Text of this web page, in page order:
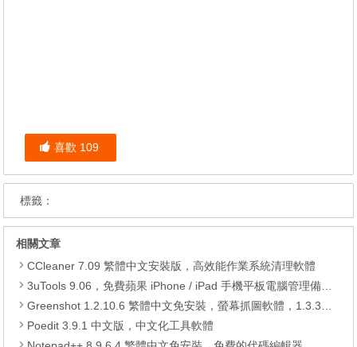
喜歡 109
標籤：
相關文章
CCleaner 7.09 繁體中文安裝版，高效能作業系統清理軟體
3uTools 9.06，免費蘋果 iPhone / iPad 手機平板電腦管理備份還原軟體
Greenshot 1.2.10.6 繁體中文免安裝，螢幕抓圖軟體，1.3.315 安裝版
Poedit 3.9.1 中文版，中文化工具軟體